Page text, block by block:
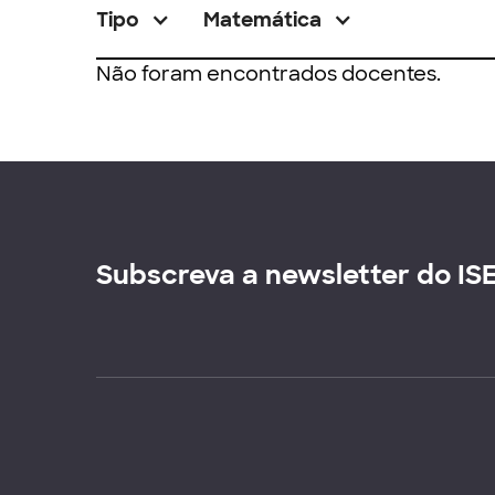
Tipo Matemática
Não foram encontrados docentes.
Subscreva a newsletter do